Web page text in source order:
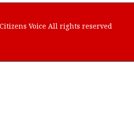
Voice All rights reserved